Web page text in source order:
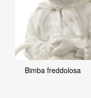
Bimba freddolosa